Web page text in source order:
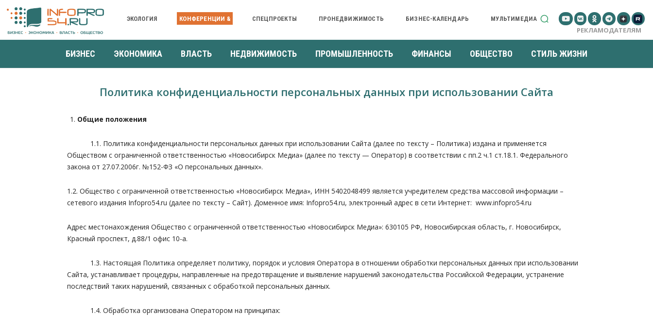
ЭКОЛОГИЯ КОНФЕРЕНЦИИ & СПЕЦПРОЕКТЫ ПРОНЕДВИЖИМОСТЬ БИЗНЕС-КАЛЕНДАРЬ МУЛЬТИМЕДИА
РЕКЛАМОДАТЕЛЯМ
БИЗНЕС ЭКОНОМИКА ВЛАСТЬ НЕДВИЖИМОСТЬ ПРОМЫШЛЕННОСТЬ ФИНАНСЫ ОБЩЕСТВО СТИЛЬ ЖИЗНИ
Политика конфиденциальности персональных данных при использовании Сайта
Общие положения
1.1. Политика конфиденциальности персональных данных при использовании Сайта (далее по тексту – Политика) издана и применяется
Обществом с ограниченной ответственностью «Новосибирск Медиа» (далее по тексту — Оператор) в соответствии с пп.2 ч.1 ст.18.1. Федерального
закона от 27.07.2006г. №152-ФЗ «О персональных данных».
1.2. Общество с ограниченной ответственностью «Новосибирск Медиа», ИНН 5402048499 является учредителем средства массовой информации –
сетевого издания Infopro54.ru (далее по тексту – Сайт). Доменное имя: Infopro54.ru, электронный адрес в сети Интернет: www.infopro54.ru
Адрес местонахождения Общество с ограниченной ответственностью «Новосибирск Медиа»: 630105 РФ, Новосибирская область, г. Новосибирск,
Красный проспект, д.88/1 офис 10-а.
1.3. Настоящая Политика определяет политику, порядок и условия Оператора в отношении обработки персональных данных при использовании
Сайта, устанавливает процедуры, направленные на предотвращение и выявление нарушений законодательства Российской Федерации, устранение
последствий таких нарушений, связанных с обработкой персональных данных.
1.4. Обработка организована Оператором на принципах: